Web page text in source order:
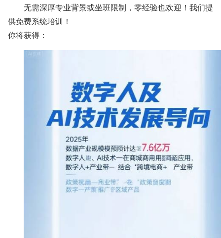
无需深厚专业背景或坐班限制，零经验也欢迎！我们提
供免费系统培训！
你将获得：